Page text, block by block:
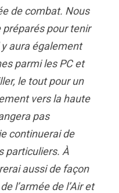
de combat. Nous
pour tenir
aura également
parmi les PC et
le tout pour un
vers la haute
pas
continuerai de
particuliers. À
aussi de façon
l’armée de l’Air et